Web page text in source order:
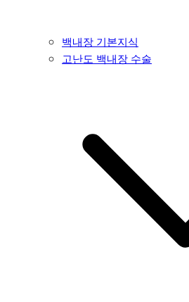
백내장 기본지식
고난도 백내장 수술